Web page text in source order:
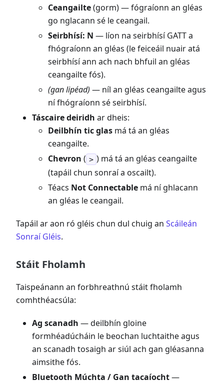
Ceangailte(gorm) — fógraíonn an gléas
go nglacann sé le ceangail.
Seirbhísí: N — líon na seirbhísí GATT a
fhógraíonn an gléas (le feiceáil nuair atá
seirbhísí ann ach nach bhfuil an gléas
ceangailte fós).
(gan lipéad) — níl an gléas ceangailte agus
ní fhógraíonn sé seirbhísí.
Táscaire deiridh ar dheis:
Deilbhín tic glas má tá an gléas
ceangailte.
Chevron ( > ) má tá an gléas ceangailte
(tapáil chun sonraí a oscailt).
Téacs Not Connectable má ní ghlacann
an gléas le ceangail.
Tapáil ar aon ró gléis chun dul chuig an Scáileán
Sonraí Gléis.
Stáit Fholamh
Taispeánann an forbhreathnú stáit fholamh
comhthéacsúla:
Ag scanadh — deilbhín gloine
formhéadúcháin le beochan luchtaithe agus
an scanadh tosaigh ar siúl ach gan gléasanna
aimsithe fós.
Bluetooth Múchta / Gan tacaíocht—